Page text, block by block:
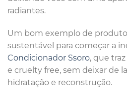
radiantes.
Um bom exemplo de
sustentável para começar a
Condicionador Ssoro, que
e cruelty free, sem deixar de
hidratação e reconstrução.